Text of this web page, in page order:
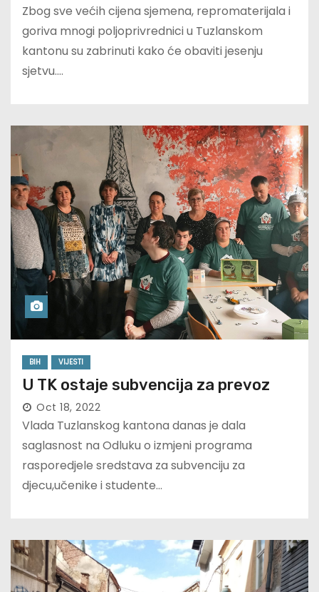
Zbog sve većih cijena sjemena, repromaterijala i
goriva mnogi poljoprivrednici u Tuzlanskom
kantonu su zabrinuti kako će obaviti jesenju
sjetvu.…
BIH VIJESTI
U TK ostaje subvencija za prevoz
Oct 18, 2022
Vlada Tuzlanskog kantona danas je dala
saglasnost na Odluku o izmjeni programa
rasporedjele sredstava za subvenciju za
djecu,učenike i studente…